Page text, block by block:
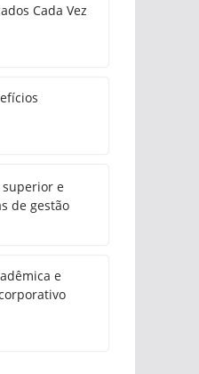
Cada Vez
superior e
de gestão
e